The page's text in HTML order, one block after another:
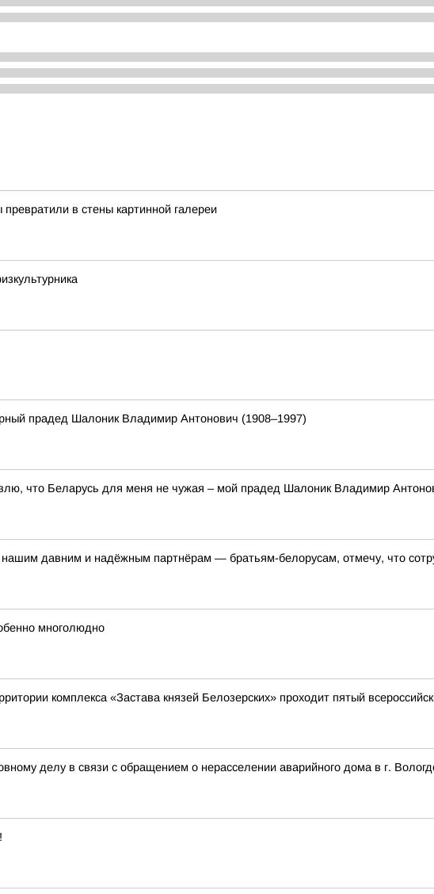
в стены картинной галереи
прадед Шалоник Владимир Антонович (1908–1997)
что Беларусь для меня не чужая – мой прадед Шалоник Владимир
давним и надёжным партнёрам — братьям-белорусам, отмечу, что
многолюдно
комплекса «Застава князей Белозерских» проходит пятый
делу в связи с обращением о нерасселении аварийного дома в г.